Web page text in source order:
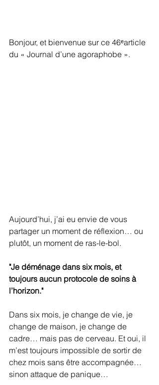
Bonjour, et bienvenue sur ce 46ᵉarticle
du « Journal d’une agoraphobe ».
Aujourd’hui, j’ai eu envie de vous
partager un moment de réflexion… ou
plutôt, un moment de ras-le-bol.
"Je déménage dans six mois, et
toujours aucun protocole de soins à
l’horizon."
Dans six mois, je change de vie, je
change de maison, je change de
cadre… mais pas de cerveau. Et oui, il
m’est toujours impossible de sortir de
chez mois sans être accompagnée…
sinon attaque de panique…